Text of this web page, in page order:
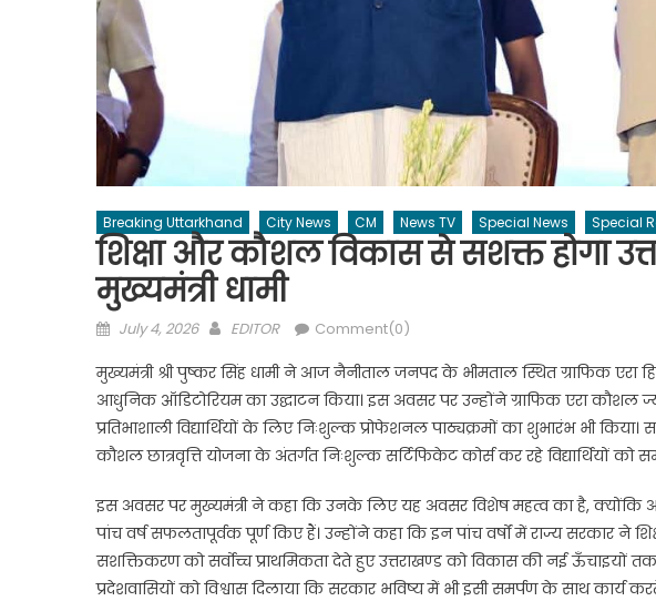
Breaking Uttarkhand City News CM News TV Special News Special
शिक्षा और कौशल विकास से सशक्त होगा
मुख्यमंत्री धामी
Posted
July 4, 2026 Author
EDITOR Comment(0)
मुख्यमंत्री श्री पुष्कर सिंह धामी ने आज नैनीताल जनपद के भीमताल स्थित ग्राफिक एरा
आधुनिक ऑडिटोरियम का उद्घाटन किया। इस अवसर पर उन्होंने ग्राफिक एरा कौशल
प्रतिभाशाली विद्यार्थियों के लिए निःशुल्क प्रोफेशनल पाठ्यक्रमों का शुभारंभ भी किया।
कौशल छात्रवृत्ति योजना के अंतर्गत निःशुल्क सर्टिफिकेट कोर्स कर रहे विद्यार्थियों को
इस अवसर पर मुख्यमंत्री ने कहा कि उनके लिए यह अवसर विशेष महत्व का है,
पांच वर्ष सफलतापूर्वक पूर्ण किए हैं। उन्होंने कहा कि इन पांच वर्षों में राज्य सरकार ने
सशक्तिकरण को सर्वोच्च प्राथमिकता देते हुए उत्तराखण्ड को विकास की नई ऊँचाइयों
प्रदेशवासियों को विश्वास दिलाया कि सरकार भविष्य में भी इसी समर्पण के साथ